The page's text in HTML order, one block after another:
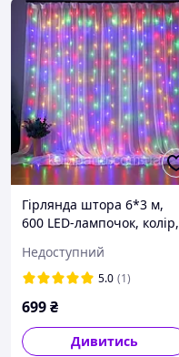
Гірлянда штора 6*3 м,
600 LED-лампочок, колір,
павербанка, яскраво
світить, безліч режимів.
Недоступний
5.0 (1)
699₴
Дивитись